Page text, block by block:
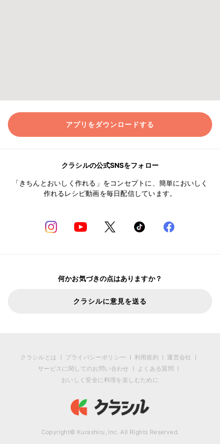
アプリをダウンロードする
クラシルの公式SNSをフォロー
「きちんとおいしく作れる」をコンセプトに、簡単においしく
作れるレシピ動画を毎日配信しています。
何かお気づきの点はありますか？
クラシルに意見を送る
クラシルとは プライバシーポリシー 利用規約
運営会社
サービスに関してのお問い合わせ
よくある質問
おいしく安全に料理を楽しむために
Copyright© Kurashiru, Inc. All Rights Reserved.